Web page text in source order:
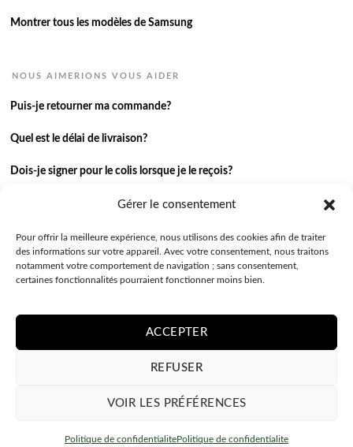
Gérer le consentement
Pour offrir la meilleure expérience, nous utilisons des cookies afin de traiter
des informations sur votre appareil. Avec votre consentement, nous traitons
notamment votre comportement de navigation ; sans consentement,
certaines fonctionnalités pourraient fonctionner moins bien.
ACCEPTER
REFUSER
VOIR LES PRÉFÉRENCES
Politique de confidentialitePolitique de confidentialite
Montrer tous les modèles de Samsung
NOUS AIMERIONS VOUS AIDER
Puis-je retourner ma commande?
Quel est le délai de livraison?
Dois-je signer pour le colis lorsque je le reçois?
Je n’ai pas reçu ma commande.
J’ai une autre question.
Contactez-nous